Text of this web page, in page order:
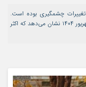
تغییرات چشمگیری بوده است.
مقایسه قیمت خودروها در بازه زمانی ۲۰ مرداد تا ۹ شهریور ۱۴۰۴ نشان می‌دهد که اکثر